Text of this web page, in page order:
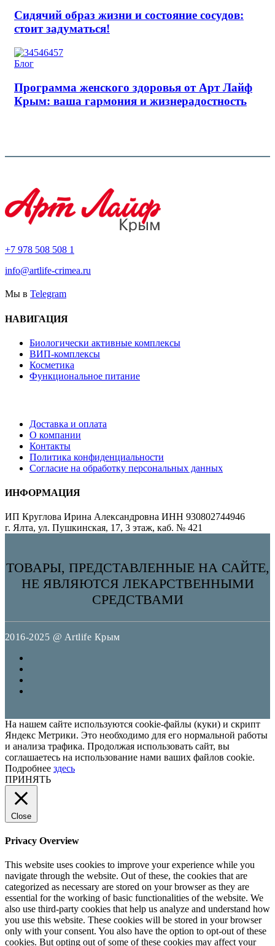
Сидячий образ жизни и состояние сосудов:
стоит задуматься!
Блог
Программа женского здоровья от Арт Лайф
Крым: ваша гармония и жизнерадостность
+7 978 508 508 1
info@artlife-crimea.ru
Мы в Telegram
НАВИГАЦИЯ
Биологически активные комплексы
ВИП-комплексы
Косметика
Функциональное питание
Доставка и оплата
О компании
Контакты
Политика конфиденциальности
Согласие на обработку персональных данных
ИНФОРМАЦИЯ
ИП Круглова Ирина Александровна ИНН 930802744946
г. Ялта, ул. Пушкинская, 17, 3 этаж, каб. № 421
ТОВАРЫ, ПРЕДСТАВЛЕННЫЕ НА САЙТЕ,
НЕ ЯВЛЯЮТСЯ ЛЕКАРСТВЕННЫМИ
СРЕДСТВАМИ
2016-2025 @ Artlife Крым
На нашем сайте используются cookie-файлы (куки) и скрипт
Яндекс Метрики. Это необходимо для его нормальной работы
и анализа трафика. Продолжая использовать сайт, вы
соглашаетесь на использование нами ваших файлов cookie.
Подробнее здесь
ПРИНЯТЬ
Close
Privacy Overview
This website uses cookies to improve your experience while you
navigate through the website. Out of these, the cookies that are
categorized as necessary are stored on your browser as they are
essential for the working of basic functionalities of the website. We
also use third-party cookies that help us analyze and understand how
you use this website. These cookies will be stored in your browser
only with your consent. You also have the option to opt-out of these
cookies. But opting out of some of these cookies may affect your